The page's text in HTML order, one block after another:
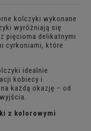
kolczyki wykonane
wyróżniają się
pięcioma delikatnymi
cyrkoniami, które
idealnie
kobiecy i
każdą okazję – od
z kolorowymi